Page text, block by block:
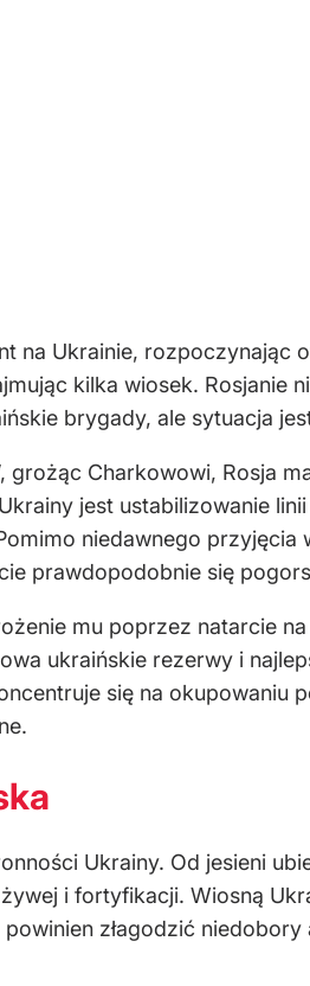
na Ukrainie,
kilka wiosek. Rosjanie
brygady, ale sytuacja
grożąc Charkowowi, Rosja
jest ustabilizowanie
niedawnego
prawdopodobnie się
mu poprzez natarcie
ukraińskie rezerwy i
się na okupowaniu
Ukrainy. Od jesieni
i fortyfikacji. Wiosną
złagodzić